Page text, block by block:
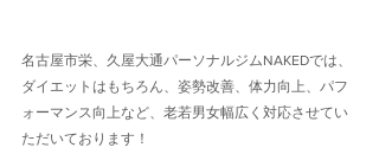
名古屋市栄、久屋大通パーソナルジムNAKEDでは、
ダイエットはもちろん、姿勢改善、体力向上、パフ
ォーマンス向上など、老若男女幅広く対応させてい
ただいております！